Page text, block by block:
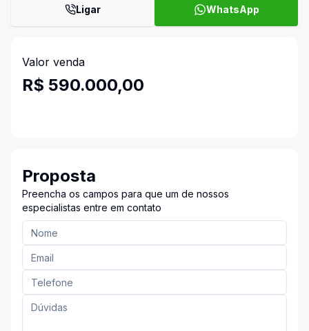
Ligar WhatsApp
Valor venda
R$ 590.000,00
Proposta
Preencha os campos para que um de nossos
especialistas entre em contato